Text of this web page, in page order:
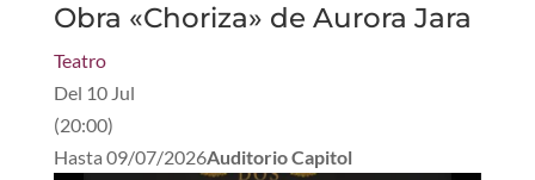
Obra «Choriza» de Aurora Jara
Teatro
Del 10 Jul
(20:00)
Hasta 09/07/2026Auditorio Capitol